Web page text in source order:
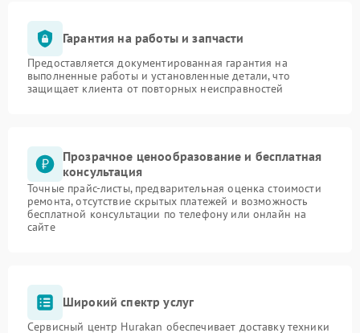
Гарантия на работы и запчасти
Предоставляется документированная гарантия на
выполненные работы и установленные детали, что
защищает клиента от повторных неисправностей
Прозрачное ценообразование и бесплатная
консультация
Точные прайс-листы, предварительная оценка стоимости
ремонта, отсутствие скрытых платежей и возможность
бесплатной консультации по телефону или онлайн на
сайте
Широкий спектр услуг
Сервисный центр Hurakan обеспечивает доставку техники